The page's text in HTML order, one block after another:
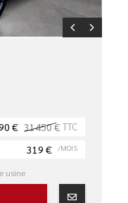
€ 31450 €TTC
319 € /MOIS
usine